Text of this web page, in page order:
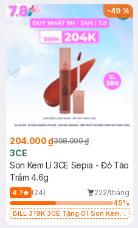
hạn)
-49%
204.000 ₫398.000 ₫
3CE
Son Kem Lì 3CE Sepia - Đỏ Táo
Trầm 4.6g
4.7 (24)
222/tháng
45%
BILL 319K 3CE Tặng 01 Son Kem